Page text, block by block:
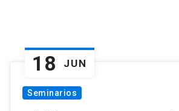
18 JUN
Seminarios